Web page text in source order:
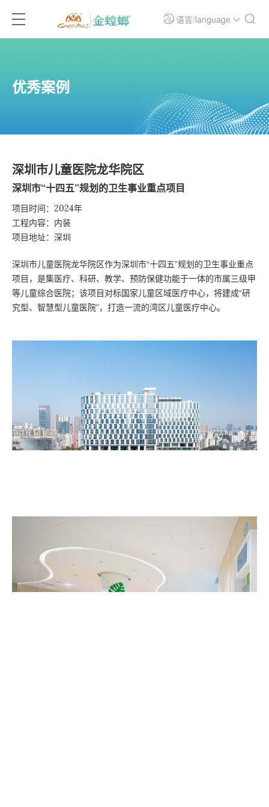
语言/language
优秀案例
深圳市儿童医院龙华院区
深圳市“十四五”规划的卫生事业重点项目
项目时间：2024年
工程内容：内装
项目地址：深圳
深圳市儿童医院龙华院区作为深圳市“十四五”规划的卫生事业重点
项目，是集医疗、科研、教学、预防保健功能于一体的市属三级甲
等儿童综合医院；该项目对标国家儿童区域医疗中心，将建成“研
究型、智慧型儿童医院”，打造一流的湾区儿童医疗中心。